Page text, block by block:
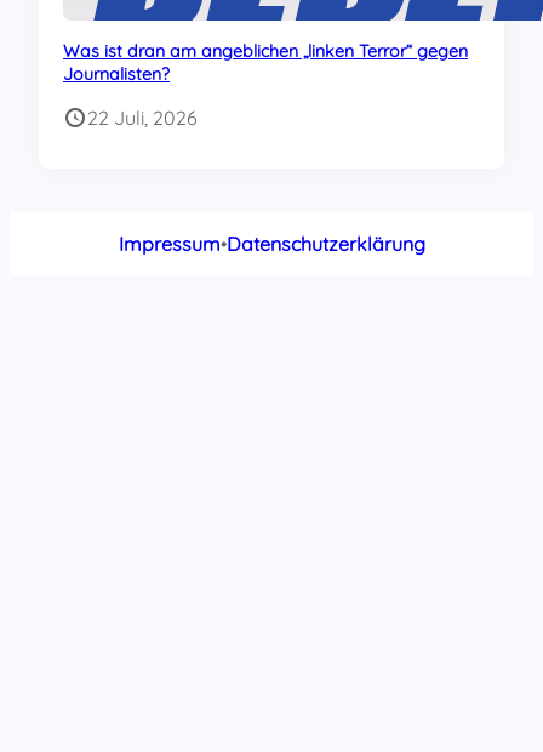
Was ist dran am angeblichen „linken Terror“ gegen
Journalisten?
22 Juli, 2026
Impressum•Datenschutzerklärung